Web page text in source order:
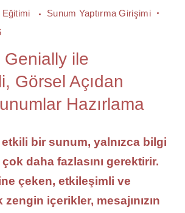
Eğitimi
Sunum Yaptırma Girişimi
ile
Görsel Açıdan
Hazırlama
bir sunum, yalnızca bilgi
daha fazlasını gerektirir.
çeken, etkileşimli ve
içerikler, mesajınızın